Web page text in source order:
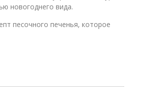
новогоднего вида.
песочного печенья, которое